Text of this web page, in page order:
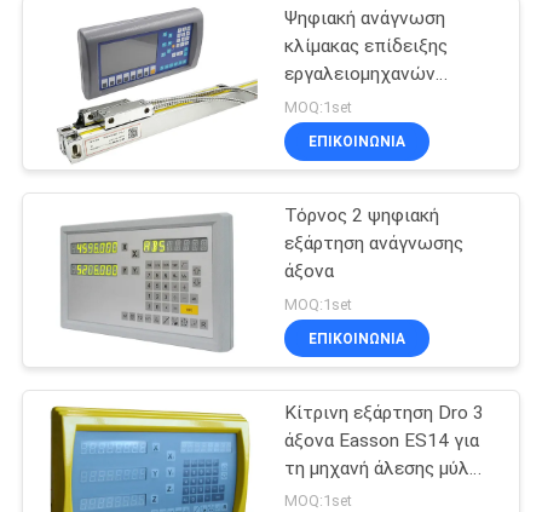
ΕΠΙΣΚΈΨΕΙΣ
ΕΡΓΟΣΤΆΣΙΟ
ΈΛΕΓΧΟΣ
ΠΟΙΌΤΗΤΑΣ
ΕΠΙΚΟΙΝΩΝΉΣΤΕ
ΜΑΣ
ΕΙΔΉΣΕΙΣ
Οπτικοί γραμμικοί
κωδικοποιητές
Γραμμικός
κωδικοποιητής
κλίμακας γυαλιού
Ψηφιακή ανάγνωση
κλίμακας επίδειξης
εργαλειομηχανών
τόρνου LCD Dro
MOQ:1set
ΕΠΙΚΟΙΝΩΝΙΑ
Τόρνος 2 ψηφιακή
εξάρτηση ανάγνωσης
άξονα
MOQ:1set
ΕΠΙΚΟΙΝΩΝΙΑ
Κίτρινη εξάρτηση Dro 3
άξονα Easson ES14 για
τη μηχανή άλεσης μύλων
του Μπρίτζπορτ
MOQ:1set